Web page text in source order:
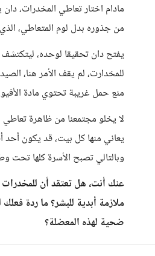
مادام اختار تعاطي المخدرات،
من جذوره بدل لوم المتعاطي،
يفتح دان تحقيقا لوحده،
للمخدارت، لم يقف الأمر هنا،
منع حمل غريبة تحتوي مادة
لا يخلو مجتمعنا من ظاهرة
يعاني منها كل بيت، قد يكون أحد
وبالتالي تصبح الأسرة كلها تحت
عنك أنت، هل تعتقد أن
ملازمة أبدية للبشر؟ ما ردة
ضحية لهذه المعضلة؟